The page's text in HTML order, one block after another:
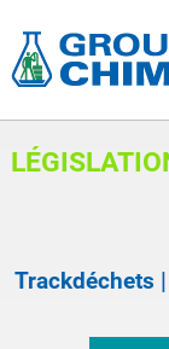
Trackdéchets